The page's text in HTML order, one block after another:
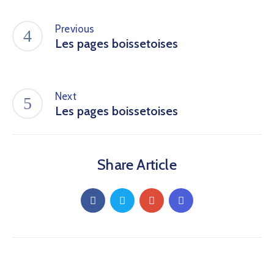
Previous
Les pages boissetoises
Next
Les pages boissetoises
Share Article